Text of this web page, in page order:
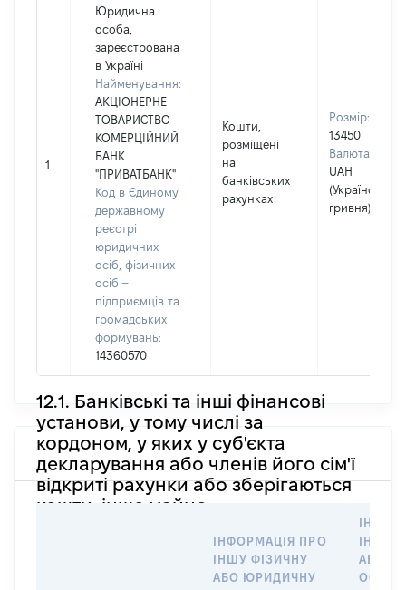
1
Юридична
особа,
зареєстрована
в Україні
Найменування:
АКЦІОНЕРНЕ
ТОВАРИСТВО
КОМЕРЦІЙНИЙ
БАНК
"ПРИВАТБАНК"
Код в Єдиному
державному
реєстрі
юридичних
осіб, фізичних
осіб –
підприємців та
громадських
формувань:
14360570
Кошти,
розміщені
на
банківських
рахунках
Розмір:
13450
Валюта:
UAH
(Українська
гривня)
12.1. Банківські та інші фінансові
установи, у тому числі за
кордоном, у яких у суб'єкта
декларування або членів його сім'ї
відкриті рахунки або зберігаються
кошти, інше майно
ІНФОРМАЦІЯ ПРО
ІНШУ ФІЗИЧНУ
АБО ЮРИДИЧНУ
ІНШУ
АБО